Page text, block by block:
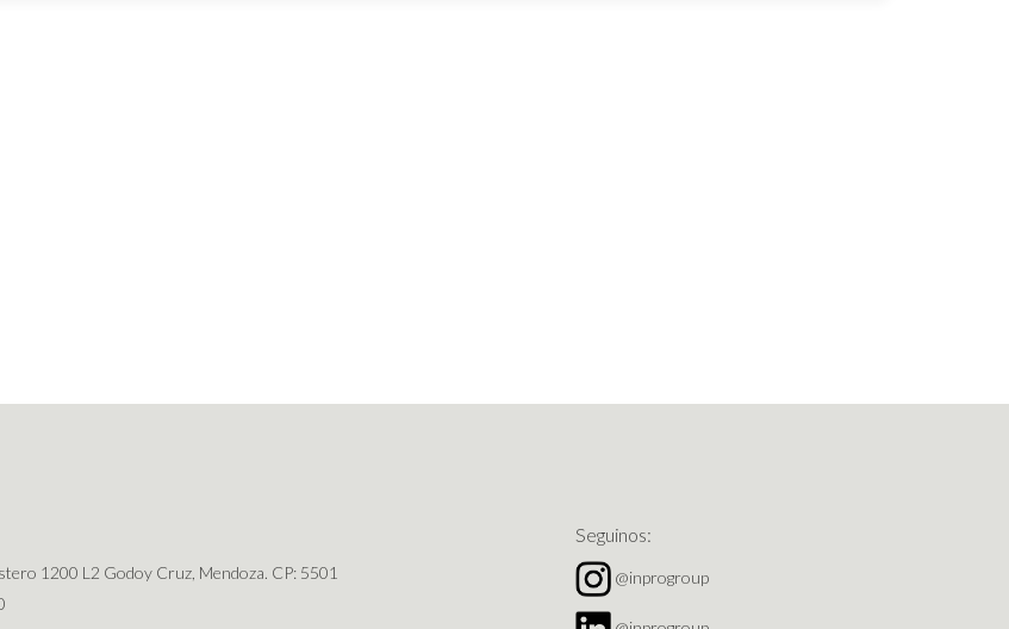
1200 L2 Godoy Cruz, Mendoza. CP: 5501
Seguinos:
@inprogroup